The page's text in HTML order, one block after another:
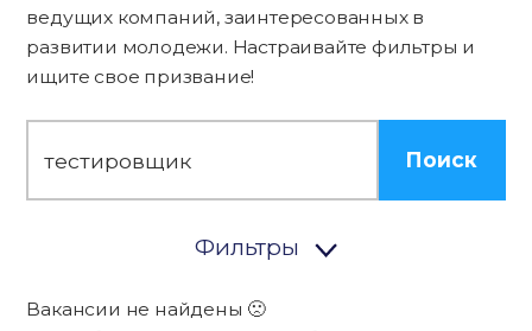
ведущих компаний, заинтересованных в
развитии молодежи. Настраивайте фильтры и
ищите свое призвание!
Поиск
Фильтры
Вакансии не найдены 🙁